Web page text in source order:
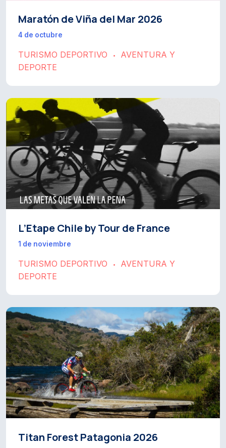
Maratón de Viña del Mar 2026
4 de octubre
TURISMO DEPORTIVO •
AVENTURA Y
DEPORTE
L’Etape Chile by Tour de France
1 de noviembre
TURISMO DEPORTIVO •
AVENTURA Y
DEPORTE
Titan Forest Patagonia 2026